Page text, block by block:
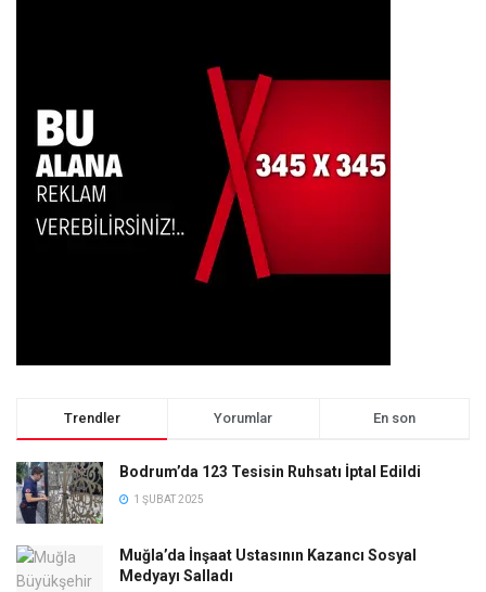
Trendler Yorumlar En son
Bodrum’da 123 Tesisin Ruhsatı İptal Edildi
1 ŞUBAT 2025
Muğla’da İnşaat Ustasının Kazancı Sosyal
Medyayı Salladı